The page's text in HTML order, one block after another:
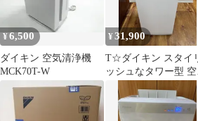
¥6,500
ダイキン 空気清浄機
MCK70T-W
¥31,900
T☆ダイキン スタイ
ッシュなタワー型 空
2023年製